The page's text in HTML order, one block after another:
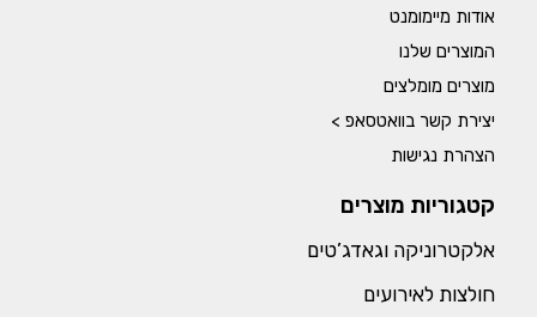
אודות מיימומנט
המוצרים שלנו
מוצרים מומלצים
יצירת קשר בוואטסאפ >
הצהרת נגישות
קטגוריות מוצרים
אלקטרוניקה וגאדג’טים
חולצות לאירועים